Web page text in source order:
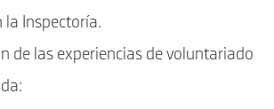
Inspectoría.
de las experiencias de voluntariado